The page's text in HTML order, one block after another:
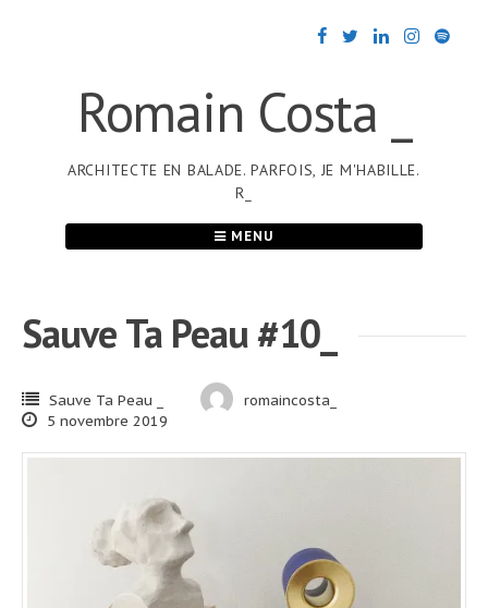
Romain Costa _
ARCHITECTE EN BALADE. PARFOIS, JE M'HABILLE.
R_
MENU
Sauve Ta Peau #10_
Sauve Ta Peau _
romaincosta_
5 novembre 2019